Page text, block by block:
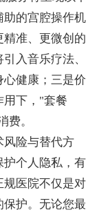
助的宫腔操作机
准、更微创的
入音乐疗法、
健康；三是价
用下，"套餐
费。
风险与替代方
护个人隐私，有
规医院不仅是对
保护。无论您最